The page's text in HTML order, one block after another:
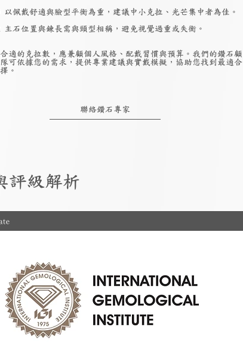
以佩戴舒適與臉型平衡為重，建議中小克拉、光芒集中者為佳。
主石位置與鍊長需與頸型相稱，避免視覺過重或失衡。
適的克拉數，應兼顧個人風格、配戴習慣與預算。我們的鑽石顧
可依據您的需求，提供專業建議與實戴模擬，協助您找到最適合
。
聯絡鑽石專家
評級解析